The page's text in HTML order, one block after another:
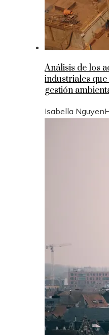
Análisis de los
industriales
gestión
Isabella Nguyen